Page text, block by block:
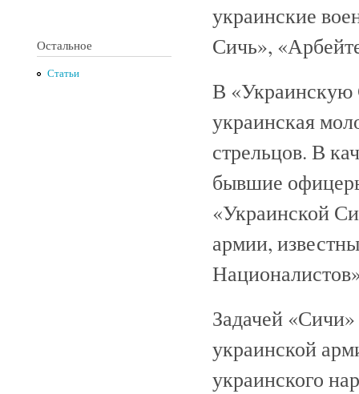
Остальное
Статьи
украинские
Сичь»,
В «Украинскую
украинская
стрельцов. В
бывшие
«Украинской
армии,
Задачей «Сичи»
украинской
украинского